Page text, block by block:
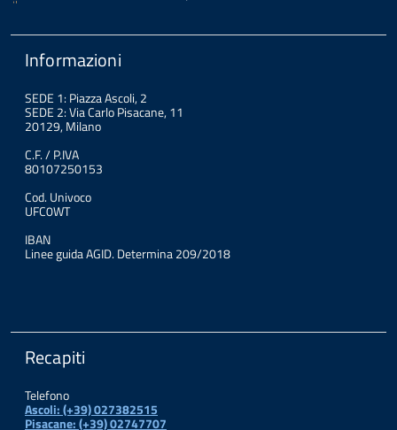
Informazioni
SEDE 1: Piazza Ascoli, 2
SEDE 2: Via Carlo Pisacane, 11
20129, Milano
C.F. / P.IVA
80107250153
Cod. Univoco
UFC0WT
IBAN
Linee guida AGID. Determina 209/2018
Recapiti
Telefono
Ascoli: (+39) 027382515
Pisacane: (+39) 02747707